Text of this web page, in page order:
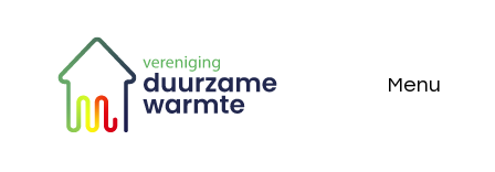
content
Menu